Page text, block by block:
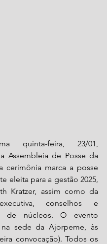
quinta-feira, 23/01,
Assembleia de Posse da
cerimônia marca a posse
eleita para a gestão 2025,
Kratzer, assim como da
conselhos e
de núcleos. O evento
na sede da Ajorpeme, às
convocação). Todos os